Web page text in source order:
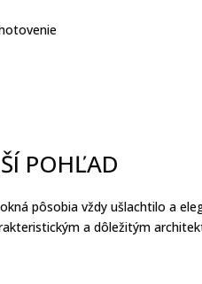
POHĽAD
pôsobia vždy ušlachtilo a
a dôležitým